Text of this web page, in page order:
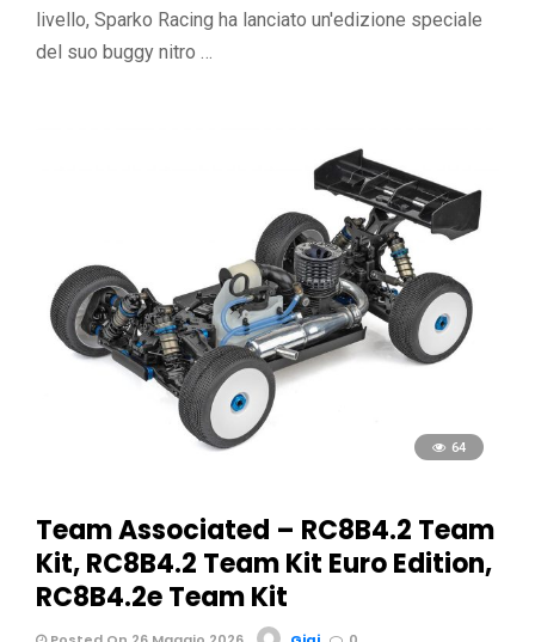
livello, Sparko Racing ha lanciato un'edizione speciale
del suo buggy nitro …
64
Team Associated – RC8B4.2 Team
Kit, RC8B4.2 Team Kit Euro Edition,
RC8B4.2e Team Kit